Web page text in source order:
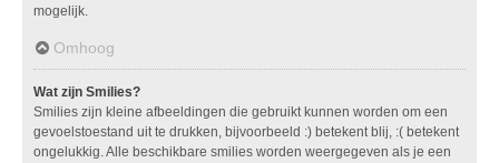
mogelijk.
Omhoog
Wat zijn Smilies?
Smilies zijn kleine afbeeldingen die gebruikt kunnen worden om een
gevoelstoestand uit te drukken, bijvoorbeeld :) betekent blij, :( betekent
ongelukkig. Alle beschikbare smilies worden weergegeven als je een